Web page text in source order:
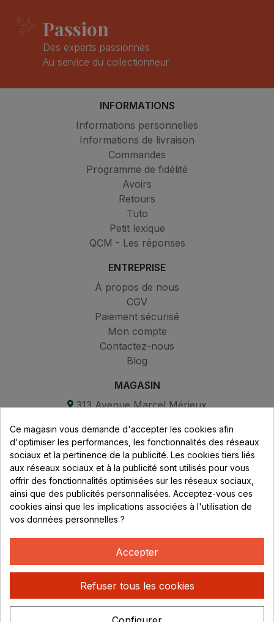
Passion
Des experts passionnés
Au service du collectionneur
INFORMATIONS
Informations personnelles
Informations de livraison
Commandes
Programme de fidélité
Avoirs
Retours
Tuto
Petit lexique
QCM - Les réponses
ENTREPRISE
À propos de nous
CGV
Paiement sécurisé
Mon compte
Contactez-nous
Blog
MAGASIN
313 Avenue Marcel Mérieux
69530 Brignais
Lundi au vendredi :
8h - 16h
uniquement sur Rendez-vous
CONTACT
04 78 37 00 68
contact@rhonephilatelie.fr
Ce magasin vous demande d'accepter les cookies afin
d'optimiser les performances, les fonctionnalités des réseaux
sociaux et la pertinence de la publicité. Les cookies tiers liés
aux réseaux sociaux et à la publicité sont utilisés pour vous
offrir des fonctionnalités optimisées sur les réseaux sociaux,
ainsi que des publicités personnalisées. Acceptez-vous ces
cookies ainsi que les implications associées à l'utilisation de
vos données personnelles ?
Accepter
Refuser tous les cookies